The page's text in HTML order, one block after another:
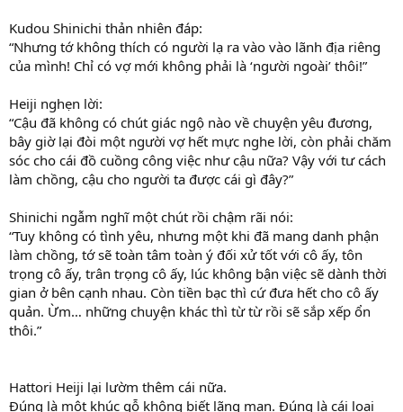
Kudou Shinichi thản nhiên đáp:
“Nhưng tớ không thích có người lạ ra vào vào lãnh địa riêng
của mình! Chỉ có vợ mới không phải là ‘người ngoài’ thôi!”
Heiji nghẹn lời:
“Cậu đã không có chút giác ngộ nào về chuyện yêu đương,
bây giờ lại đòi một người vợ hết mực nghe lời, còn phải chăm
sóc cho cái đồ cuồng công việc như cậu nữa? Vậy với tư cách
làm chồng, cậu cho người ta được cái gì đây?”
Shinichi ngẫm nghĩ một chút rồi chậm rãi nói:
“Tuy không có tình yêu, nhưng một khi đã mang danh phận
làm chồng, tớ sẽ toàn tâm toàn ý đối xử tốt với cô ấy, tôn
trọng cô ấy, trân trọng cô ấy, lúc không bận việc sẽ dành thời
gian ở bên cạnh nhau. Còn tiền bạc thì cứ đưa hết cho cô ấy
quản. Ừm… những chuyện khác thì từ từ rồi sẽ sắp xếp ổn
thôi.”
Hattori Heiji lại lườm thêm cái nữa.
Đúng là một khúc gỗ không biết lãng mạn. Đúng là cái loại